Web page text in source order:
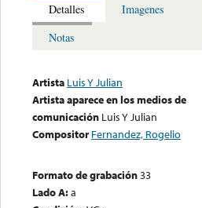
Detalles
Imagenes
Notas
Artista Luis Y Julian
Artista aparece en los medios de
comunicación Luis Y Julian
Compositor Fernandez, Rogelio
Formato de grabación33
Lado A:a